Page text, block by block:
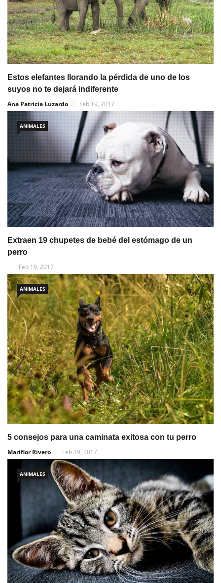
Estos elefantes llorando la pérdida de uno de los
suyos no te dejará indiferente
Ana Patricia Luzardo
Feb 19, 2017
ANIMALES
Extraen 19 chupetes de bebé del estómago de un
perro
Feb 19, 2017
ANIMALES
5 consejos para una caminata exitosa con tu perro
Mariflor Rivero
Feb 19, 2017
ANIMALES